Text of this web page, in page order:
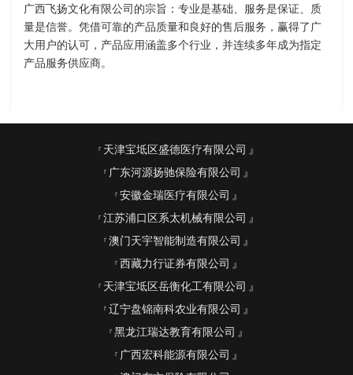
广西飞扬文化有限公司的宗旨：专业是基础、服务是保证、质
量是信誉。凭借可靠的产品质量和良好的售后服务，赢得了广
大用户的认可，产品应用涵盖多个行业，并连续多年成为指定
产品服务供应商。
天津宝坻区盛德医疗有限公司
广东河源扬驰保险有限公司
安徽金瑞医疗有限公司
江苏浦口区系太机械有限公司
澳门天宇智能制造有限公司
西藏力行证券有限公司
天津宝坻区岳衡化工有限公司
辽宁盘锦南科农业有限公司
黑龙江瑞达教育有限公司
广西宏科能源有限公司